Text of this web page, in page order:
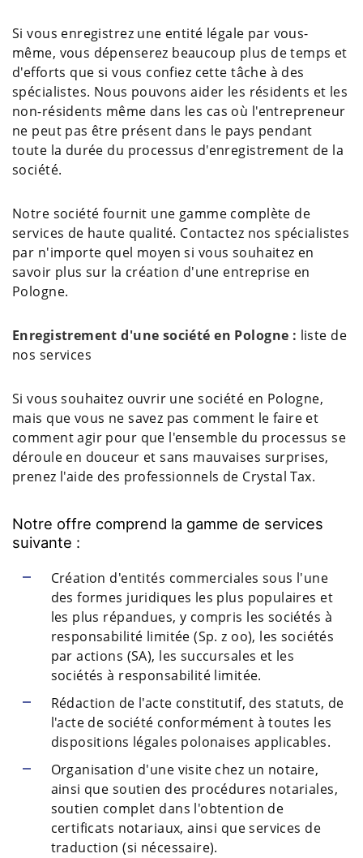
Si vous enregistrez une entité légale par vous-
même, vous dépenserez beaucoup plus de temps et
d'efforts que si vous confiez cette tâche à des
spécialistes. Nous pouvons aider les résidents et les
non-résidents même dans les cas où l'entrepreneur
ne peut pas être présent dans le pays pendant
toute la durée du processus d'enregistrement de la
société.
Notre société fournit une gamme complète de
services de haute qualité. Contactez nos spécialistes
par n'importe quel moyen si vous souhaitez en
savoir plus sur la création d'une entreprise en
Pologne.
Enregistrement d'une société en Pologne : liste de
nos services
Si vous souhaitez ouvrir une société en Pologne,
mais que vous ne savez pas comment le faire et
comment agir pour que l'ensemble du processus se
déroule en douceur et sans mauvaises surprises,
prenez l'aide des professionnels de Crystal Tax.
Notre offre comprend la gamme de services
suivante :
Création d'entités commerciales sous l'une
des formes juridiques les plus populaires et
les plus répandues, y compris les sociétés à
responsabilité limitée (Sp. z oo), les sociétés
par actions (SA), les succursales et les
sociétés à responsabilité limitée.
Rédaction de l'acte constitutif, des statuts, de
l'acte de société conformément à toutes les
dispositions légales polonaises applicables.
Organisation d'une visite chez un notaire,
ainsi que soutien des procédures notariales,
soutien complet dans l'obtention de
certificats notariaux, ainsi que services de
traduction (si nécessaire).